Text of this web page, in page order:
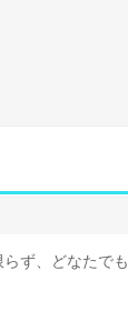
ず、どなたで